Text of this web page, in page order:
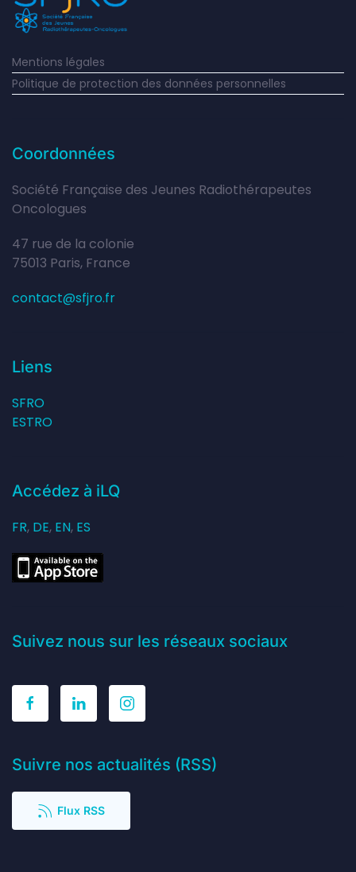
Mentions légales
Politique de protection des données personnelles
Coordonnées
Société Française des Jeunes Radiothérapeutes
Oncologues
47 rue de la colonie
75013 Paris, France
contact@sfjro.fr
Liens
SFRO
ESTRO
Accédez à iLQ
FR, DE, EN, ES
Suivez nous sur les réseaux sociaux
Suivre nos actualités (RSS)
Flux RSS